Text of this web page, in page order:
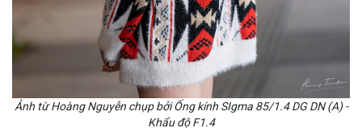
Ảnh từ Hoàng Nguyễn chụp bởi Ống kính SIgma 85/1.4 DG DN (A) -
Khẩu độ F1.4